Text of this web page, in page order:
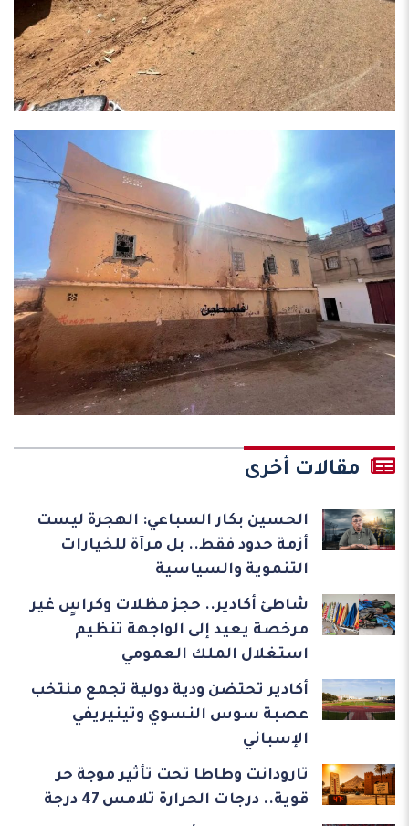
مقالات أخرى
الحسين بكار السباعي: الهجرة ليست
أزمة حدود فقط.. بل مرآة للخيارات
التنموية والسياسية
شاطئ أكادير.. حجز مظلات وكراسٍ غير
مرخصة يعيد إلى الواجهة تنظيم
استغلال الملك العمومي
أكادير تحتضن ودية دولية تجمع منتخب
عصبة سوس النسوي وتينيريفي
الإسباني
تارودانت وطاطا تحت تأثير موجة حر
قوية.. درجات الحرارة تلامس 47 درجة